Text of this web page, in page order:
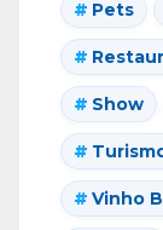
Pets
Show
Vinho